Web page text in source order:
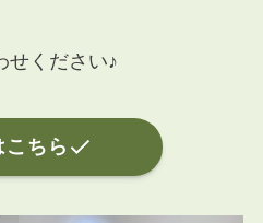
せください♪
こちら